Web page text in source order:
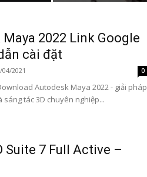
2022 Link Google
cài đặt
04/2021 0
Autodesk Maya 2022 - giải pháp
tác 3D chuyên nghiệp...
Suite 7 Full Active –